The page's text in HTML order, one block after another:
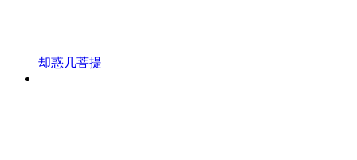
却惑几菩提